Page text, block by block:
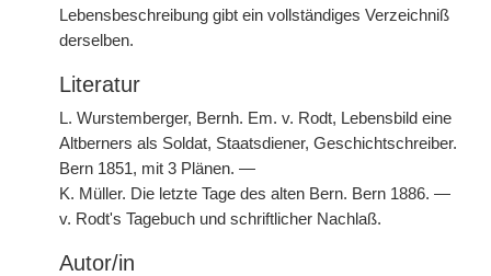
Lebensbeschreibung gibt ein vollständiges Verzeichniß
derselben.
Literatur
L. Wurstemberger, Bernh. Em. v. Rodt, Lebensbild eine
Altberners als Soldat, Staatsdiener, Geschichtschreiber.
Bern 1851, mit 3 Plänen. —
K. Müller. Die letzte Tage des alten Bern. Bern 1886. —
v. Rodt's Tagebuch und schriftlicher Nachlaß.
Autor/in